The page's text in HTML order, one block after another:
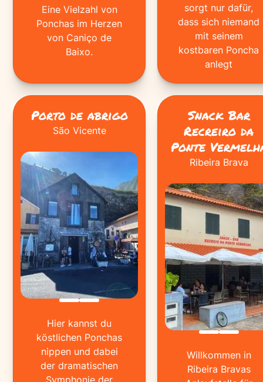
Eine Vielzahl von
Ponchas im Herzen
von Caniço de
Baixo.
sorgt nur dafür,
dass sich niemand
mit seinem
kostbaren Poncha
anlegt
Porto de abrigo
São Vicente
Hier kannst du
köstlichen Ponchas
nippen und dabei
der dramatischen
Symphonie der
Snack Bar
Recreiro da
Ponte
Ribeira Brava
Willkommen in
Ribeira Bravas